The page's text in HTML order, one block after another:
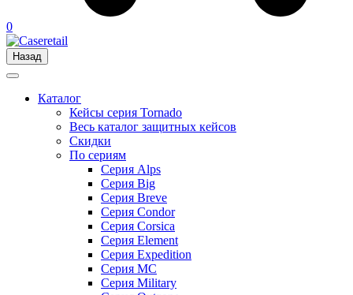
0
Назад
Каталог
Кейсы серия Tornado
Весь каталог защитных кейсов
Скидки
По сериям
Серия Alps
Серия Big
Серия Breve
Серия Condor
Серия Corsica
Серия Element
Серия Expedition
Серия MC
Серия Military